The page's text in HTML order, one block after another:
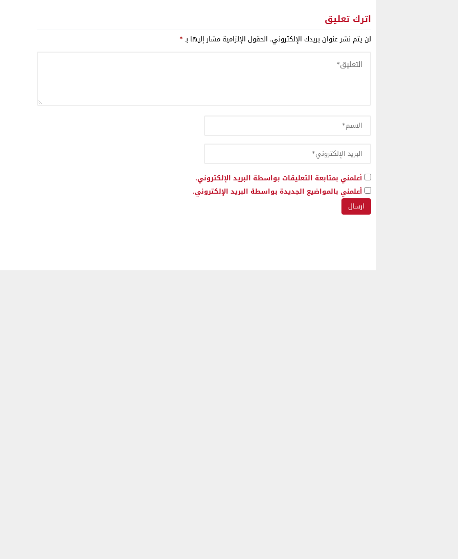
لتثبيت الاستقرار
اترك تعليق
لن يتم نشر عنوان بريدك الإلكتروني. الحقول الإلزامية مشار إليها بـ*
أعلمني بمتابعة التعليقات بواسطة البريد الإلكتروني.
أعلمني بالمواضيع الجديدة بواسطة البريد الإلكتروني.